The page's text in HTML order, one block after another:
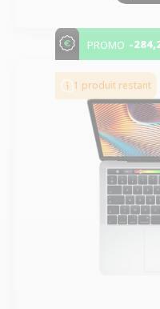
PROMO -
1 produit restant